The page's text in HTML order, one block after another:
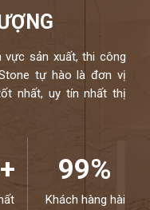
vực sản xuất, thi công
tự hào là đơn vị
nhất, uy tín nhất thị
99%
Khách hàng hài